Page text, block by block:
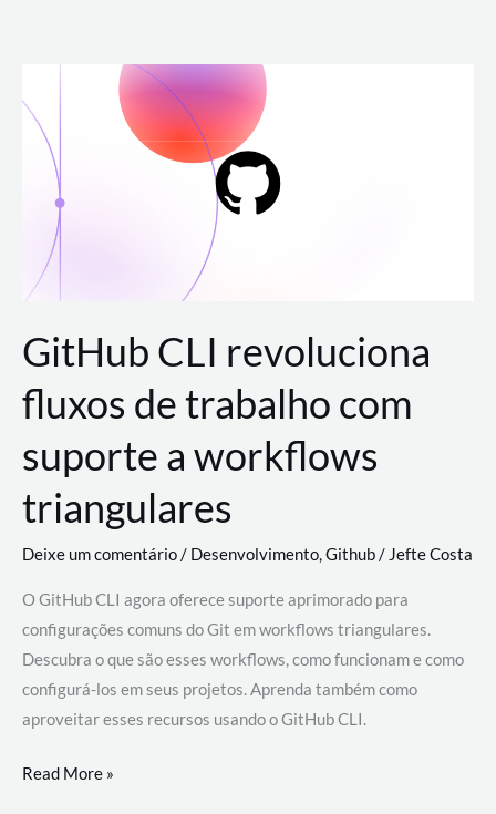
para
conteúdo
GitHub CLI revoluciona
fluxos de trabalho com
suporte a workflows
triangulares
Deixe um comentário/ Desenvolvimento,Github/ Jefte Costa
O GitHub CLI agora oferece suporte aprimorado para
configurações comuns do Git em workflows triangulares.
Descubra o que são esses workflows, como funcionam e como
configurá-los em seus projetos. Aprenda também como
aproveitar esses recursos usando o GitHub CLI.
GitHub
Read More »